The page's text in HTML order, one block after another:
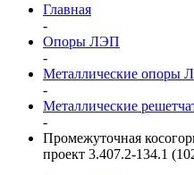
Главная
-
Опоры ЛЭП
-
Металлические опоры
-
Металлические
-
Промежуточная
проект 3.407.2-134.1